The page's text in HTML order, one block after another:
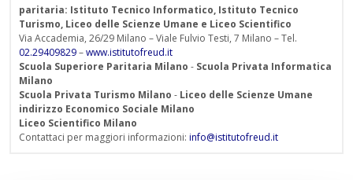
paritaria: Istituto Tecnico Informatico, Istituto Tecnico
Turismo, Liceo delle Scienze Umane e Liceo Scientifico
Via Accademia, 26/29 Milano – Viale Fulvio Testi, 7 Milano – Tel.
02.29409829–www.istitutofreud.it
Scuola Superiore Paritaria Milano - Scuola Privata Informatica
Milano
Scuola Privata Turismo Milano - Liceo delle Scienze Umane
indirizzo Economico Sociale Milano
Liceo Scientifico Milano
Contattaci per maggiori informazioni: info@istitutofreud.it